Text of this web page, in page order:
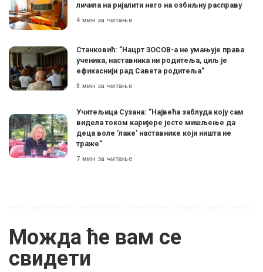
личила на ријалити него на озбиљну расправу
4 мин за читање
Станковић: ”Нацрт ЗОСОВ-а не умањује права
ученика, наставника ни родитеља, циљ је
ефикаснији рад Савета родитеља”
3 мин за читање
Учитељица Сузана: ”Највећа заблуда коју сам
видела током каријере јесте мишљење да
деца воле ’лаке’ наставнике који ништа не
траже”
7 мин за читање
Можда ће вам се
свидети